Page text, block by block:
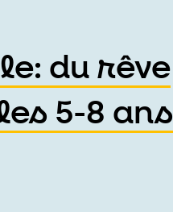
du rêve
5-8 ans